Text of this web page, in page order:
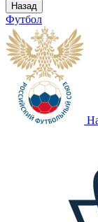
Назад
Футбол